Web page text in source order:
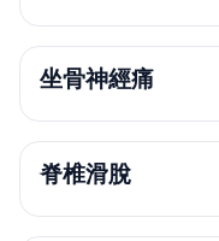
坐骨神經痛
脊椎滑脫